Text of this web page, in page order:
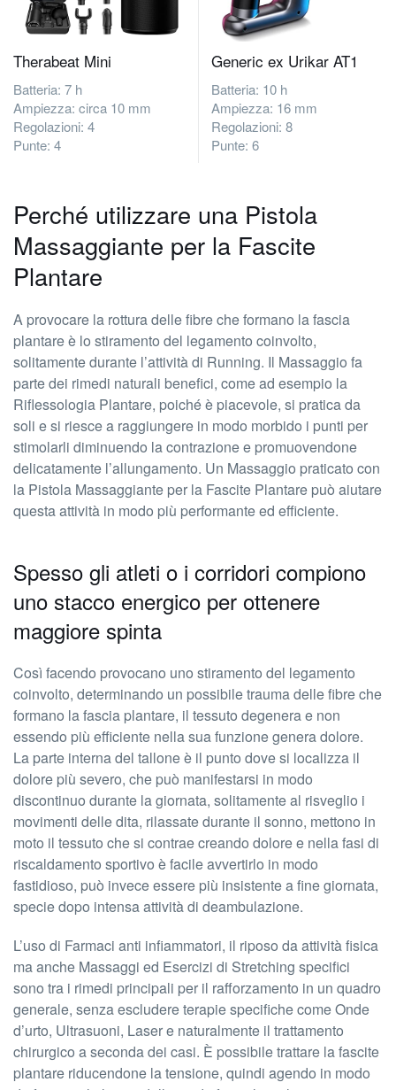
Therabeat Mini
Batteria: 7 h
Ampiezza: circa 10 mm
Regolazioni: 4
Punte: 4
Generic ex Urikar AT1
Batteria: 10 h
Ampiezza: 16 mm
Regolazioni: 8
Punte: 6
Perché utilizzare una Pistola
Massaggiante per la Fascite
Plantare
A provocare la rottura delle fibre che formano la fascia
plantare è lo stiramento del legamento coinvolto,
solitamente durante l’attività di Running. Il Massaggio fa
parte dei rimedi naturali benefici, come ad esempio la
Riflessologia Plantare, poiché è piacevole, si pratica da
soli e si riesce a raggiungere in modo morbido i punti per
stimolarli diminuendo la contrazione e promuovendone
delicatamente l’allungamento. Un Massaggio praticato con
la Pistola Massaggiante per la Fascite Plantare può aiutare
questa attività in modo più performante ed efficiente.
Spesso gli atleti o i corridori compiono
uno stacco energico per ottenere
maggiore spinta
Così facendo provocano uno stiramento del legamento
coinvolto, determinando un possibile trauma delle fibre che
formano la fascia plantare, il tessuto degenera e non
essendo più efficiente nella sua funzione genera dolore.
La parte interna del tallone è il punto dove si localizza il
dolore più severo, che può manifestarsi in modo
discontinuo durante la giornata, solitamente al risveglio i
movimenti delle dita, rilassate durante il sonno, mettono in
moto il tessuto che si contrae creando dolore e nella fasi di
riscaldamento sportivo è facile avvertirlo in modo
fastidioso, può invece essere più insistente a fine giornata,
specie dopo intensa attività di deambulazione.
L’uso di Farmaci anti infiammatori, il riposo da attività fisica
ma anche Massaggi ed Esercizi di Stretching specifici
sono tra i rimedi principali per il rafforzamento in un quadro
generale, senza escludere terapie specifiche come Onde
d’urto, Ultrasuoni, Laser e naturalmente il trattamento
chirurgico a seconda dei casi. È possibile trattare la fascite
plantare riducendone la tensione, quindi agendo in modo